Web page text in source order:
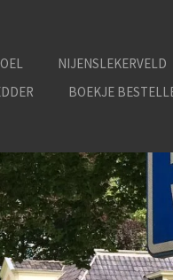
NIJENSLEKERVELD
BOEKJE